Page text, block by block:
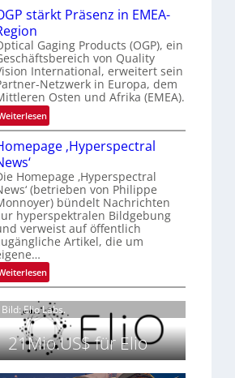
o
a
l
V
i
s
i
n
i
g
h
t
2
0
2
6
l
n
d
o
b
e
t
e
l
i
g
t
s
c
h
a
n
S
e
r
stärkt Präsenz in EMEA-
Gaging Products (OGP), ein
von Quality
International, erweitert sein
Netzwerk in Europa, dem
Osten und Afrika (EMEA).
:
O
G
s
t
ä
r
k
P
r
ä
s
e
n
z
‚Hyperspectral
Homepage ‚Hyperspectral
(betrieben von Philippe
bündelt Nachrichten
hyperspektralen Bildgebung
verweist auf öffentlich
Artikel, die um
:
H
o
m
e
p
a
Bild: Elio Labs.
21Mio.US$ für Elio